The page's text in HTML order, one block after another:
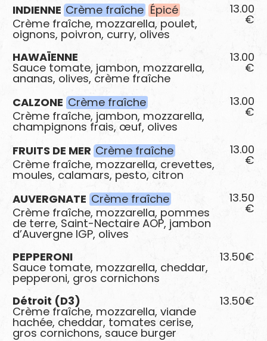
INDIENNE Crème fraîche Épicé
Crème fraîche, mozzarella, poulet,
oignons, poivron, curry, olives
13.00
€
HAWAÏENNE
Sauce tomate, jambon, mozzarella,
ananas, olives, crème fraîche
13.00
€
CALZONE Crème fraîche
Crème fraîche, jambon, mozzarella,
champignons frais, œuf, olives
13.00
€
FRUITS DE MER Crème fraîche
Crème fraîche, mozzarella, crevettes,
moules, calamars, pesto, citron
13.00
€
AUVERGNATE Crème fraîche
Crème fraîche, mozzarella, pommes
de terre, Saint-Nectaire AOP, jambon
d’Auvergne IGP, olives
13.50
€
PEPPERONI
Sauce tomate, mozzarella, cheddar,
pepperoni, gros cornichons
13.50€
Détroit (D3)
Crème fraîche, mozzarella, viande
hachée, cheddar, tomates cerise,
gros cornichons, sauce burger
13.50€